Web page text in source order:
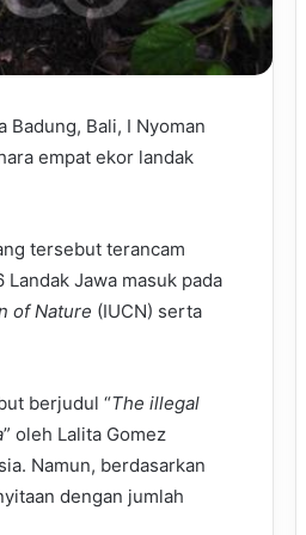
Badung, Bali, I Nyoman
empat ekor landak
tersebut terancam
Jawa masuk pada
of Nature (IUCN) serta
berjudul “The illegal
” oleh Lalita Gomez
Namun, berdasarkan
dengan jumlah